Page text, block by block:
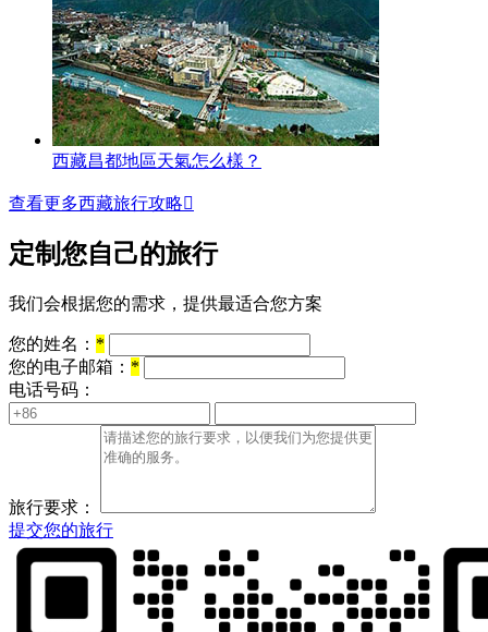
西藏昌都地區天氣怎么樣？
查看更多西藏旅行攻略
定制您自己的旅行
我们会根据您的需求，提供最适合您方案
您的姓名： *
您的电子邮箱： *
电话号码：
旅行要求：
提交您的旅行